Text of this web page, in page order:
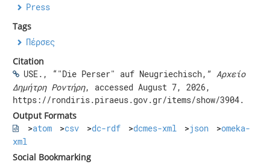
Press
Tags
Πέρσες
Citation
USE., “"Die Perser" auf Neugriechisch,” Αρχείο
Δημήτρη Ροντήρη, accessed August 7, 2026,
https://rondiris.piraeus.gov.gr/items/show/3904.
Output Formats
atom
csv dc-rdf dcmes-xml json
omeka-
xml
Social Bookmarking